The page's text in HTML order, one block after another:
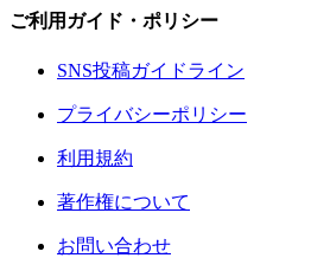
ご利用ガイド・ポリシー
SNS投稿ガイドライン
プライバシーポリシー
利用規約
著作権について
お問い合わせ